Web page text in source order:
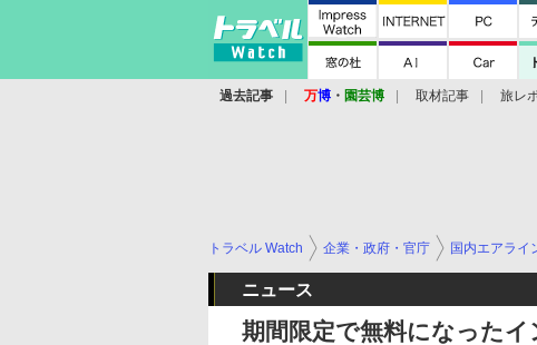
過去記事 万博 ・ 園芸博 取材記事 旅レ
トラベル Watch 企業・政府・官庁 国内エアライ
ニュース
期間限定で無料になった